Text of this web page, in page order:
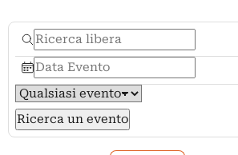
Ricerca un evento